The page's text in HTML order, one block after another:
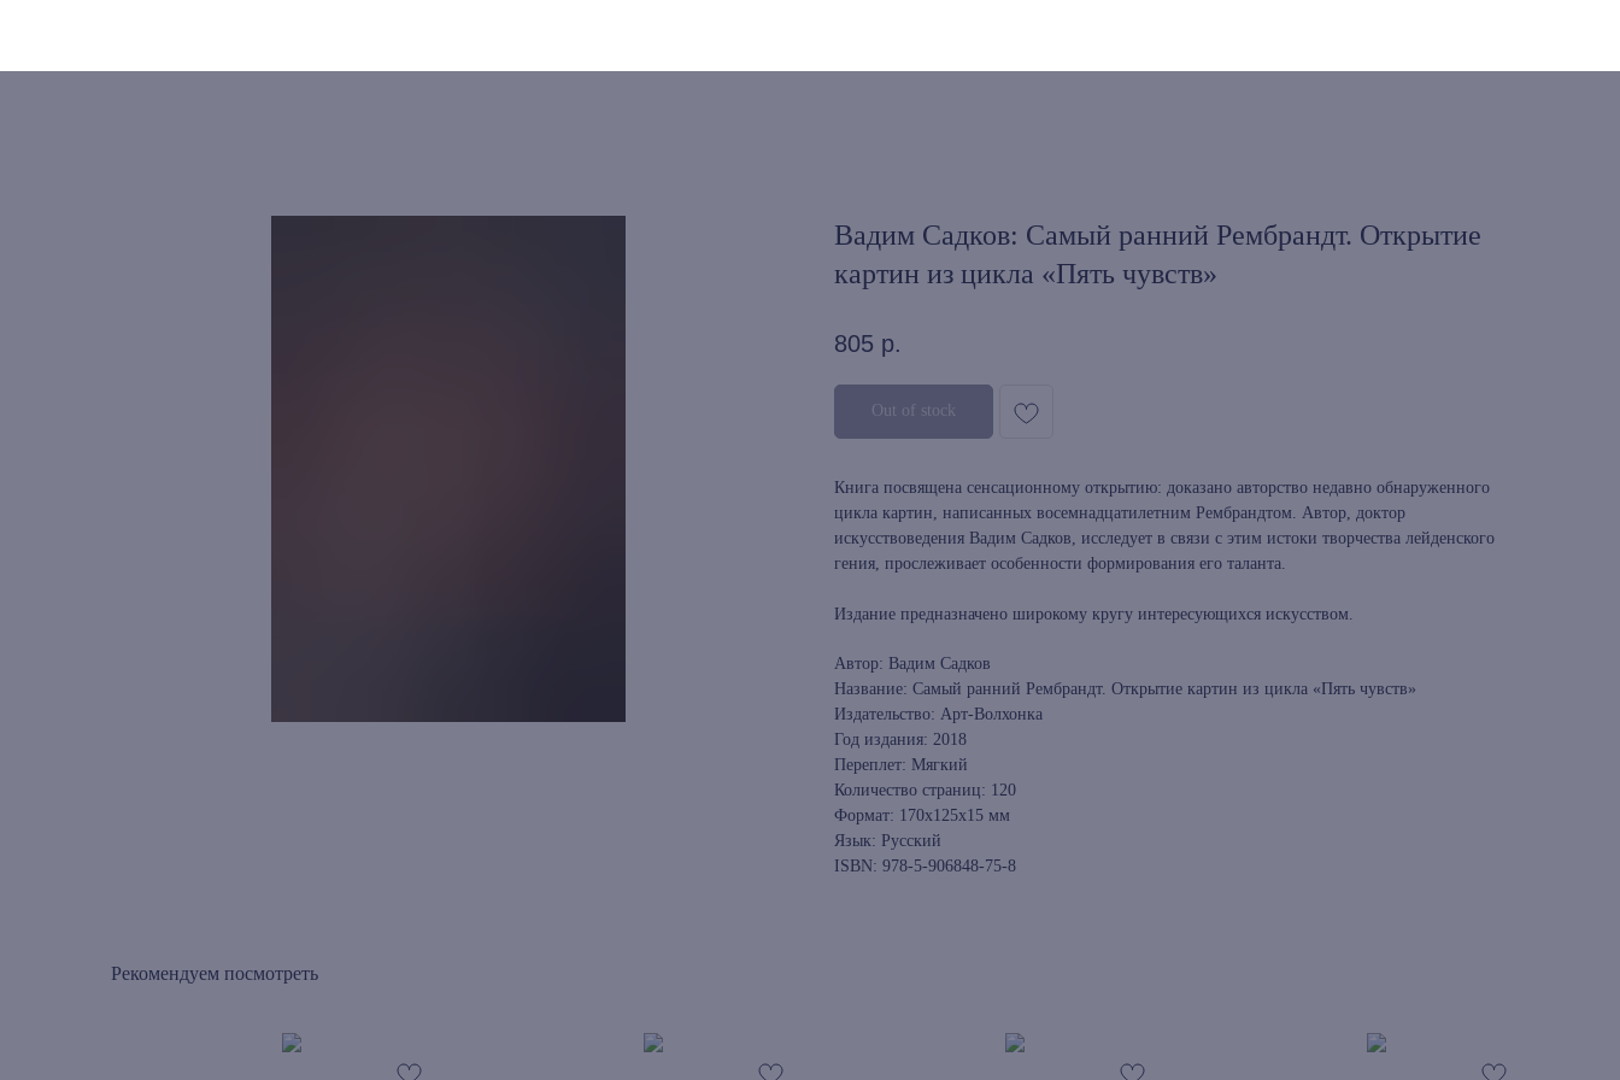
Вадим Садков: Самый ранний Рембрандт. Открытие
картин из цикла «Пять чувств»
805 р.
Out of stock
Книга посвящена сенсационному открытию: доказано авторство недавно обнаруженного
цикла картин, написанных восемнадцатилетним Рембрандтом. Автор, доктор
искусствоведения Вадим Садков, исследует в связи с этим истоки творчества лейденского
гения, прослеживает особенности формирования его таланта.
Издание предназначено широкому кругу интересующихся искусством.
Автор: Вадим Садков
Название: Самый ранний Рембрандт. Открытие картин из цикла «Пять чувств»
Издательство: Арт-Волхонка
Год издания: 2018
Переплет: Мягкий
Количество страниц: 120
Формат: 170x125x15 мм
Язык: Русский
ISBN: 978-5-906848-75-8
Рекомендуем посмотреть